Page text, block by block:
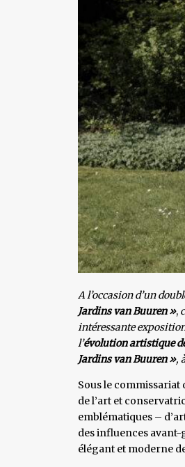
A l’occasion d’un
Jardins van Buuren »,
intéressante
l’évolution artistique
Jardins van Buuren »,
Sous le
de l’art et
emblématiques –
des influences avant-
élégant et moderne